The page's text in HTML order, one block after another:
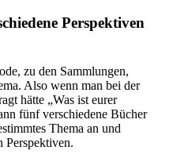
Perspektiven
zu den Sammlungen,
Also wenn man bei der
hätte „Was ist eurer
fünf verschiedene Bücher
Thema an und
Perspektiven.